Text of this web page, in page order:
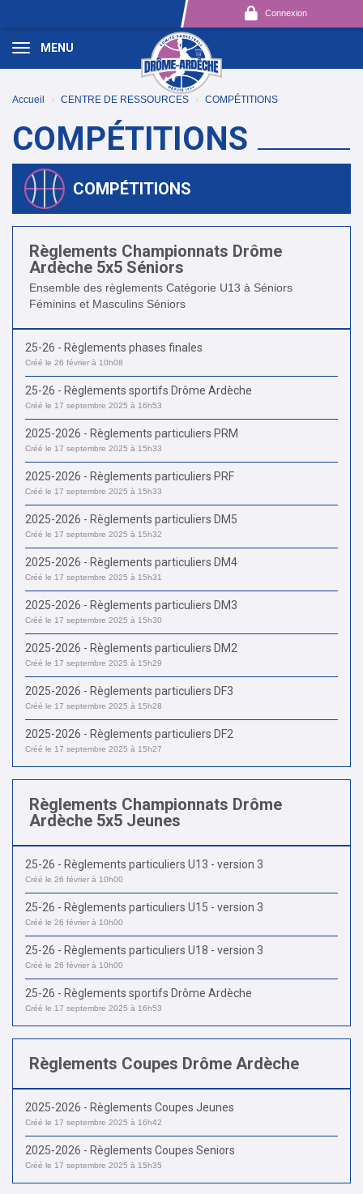
Connexion
MENU
Accueil CENTRE DE RESSOURCES COMPÉTITIONS
COMPÉTITIONS
COMPÉTITIONS
Règlements Championnats Drôme
Ardèche 5x5 Séniors
Ensemble des règlements Catégorie U13 à Séniors
Féminins et Masculins Séniors
25-26 - Règlements phases finales
Créé le 26 février à 10h08
25-26 - Règlements sportifs Drôme Ardèche
Créé le 17 septembre 2025 à 16h53
2025-2026 - Règlements particuliers PRM
Créé le 17 septembre 2025 à 15h33
2025-2026 - Règlements particuliers PRF
Créé le 17 septembre 2025 à 15h33
2025-2026 - Règlements particuliers DM5
Créé le 17 septembre 2025 à 15h32
2025-2026 - Règlements particuliers DM4
Créé le 17 septembre 2025 à 15h31
2025-2026 - Règlements particuliers DM3
Créé le 17 septembre 2025 à 15h30
2025-2026 - Règlements particuliers DM2
Créé le 17 septembre 2025 à 15h29
2025-2026 - Règlements particuliers DF3
Créé le 17 septembre 2025 à 15h28
2025-2026 - Règlements particuliers DF2
Créé le 17 septembre 2025 à 15h27
Règlements Championnats Drôme
Ardèche 5x5 Jeunes
25-26 - Règlements particuliers U13 - version 3
Créé le 26 février à 10h00
25-26 - Règlements particuliers U15 - version 3
Créé le 26 février à 10h00
25-26 - Règlements particuliers U18 - version 3
Créé le 26 février à 10h00
25-26 - Règlements sportifs Drôme Ardèche
Créé le 17 septembre 2025 à 16h53
Règlements Coupes Drôme Ardèche
2025-2026 - Règlements Coupes Jeunes
Créé le 17 septembre 2025 à 16h42
2025-2026 - Règlements Coupes Seniors
Créé le 17 septembre 2025 à 15h35